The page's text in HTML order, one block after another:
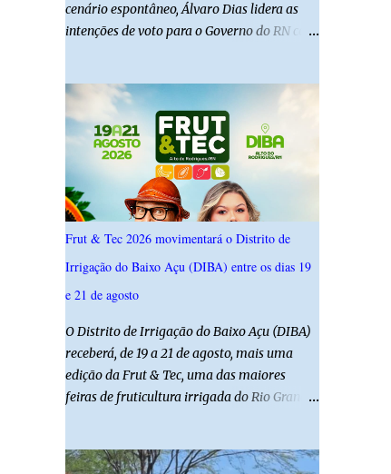
cenário espontâneo, Álvaro Dias lidera as
intenções de voto para o Governo do RN com
somaram 6,4% e outros 43,8% não
souberam responder. A pesquisa IPSsensus
ouviu 1.500 eleitores em todas as regiões do
Rio Grande do Norte entre os dias 18 e 22 de
junho de 2026. O levantamento possui
margem de erro de 2,5 pontos percentuais e
nível de confiança de 95%. Registro no TSE:
RN-09520/2026
Frut & Tec 2026 movimentará o Distrito de
Irrigação do Baixo Açu (DIBA) entre os dias 19
e 21 de agosto
O Distrito de Irrigação do Baixo Açu (DIBA)
receberá, de 19 a 21 de agosto, mais uma
edição da Frut & Tec, uma das maiores
feiras de fruticultura irrigada do Rio Grande
estudantes e profissionais do agronegócio,